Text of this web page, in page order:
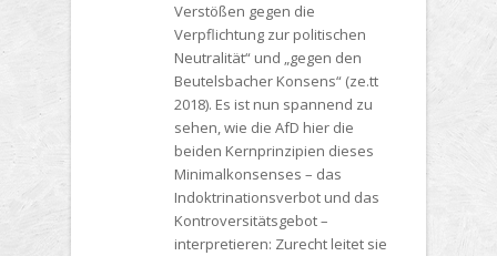
Verstößen gegen die
Verpflichtung zur politischen
Neutralität“ und „gegen den
Beutelsbacher Konsens“ (ze.tt
2018). Es ist nun spannend zu
sehen, wie die AfD hier die
beiden Kernprinzipien dieses
Minimalkonsenses – das
Indoktrinationsverbot und das
Kontroversitätsgebot –
interpretieren: Zurecht leitet sie